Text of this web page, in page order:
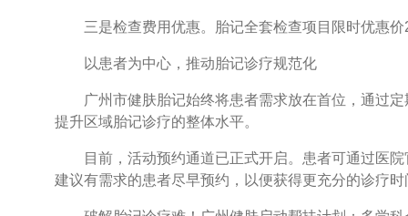
三是检查费用优惠。胎记全套检查项目限时优惠价
以患者为中心，推动胎记诊疗规范化
广州市健肤胎记始终将患者需求放在首位，通过定
提升区域胎记诊疗的整体水平。
目前，活动预约通道已正式开启。患者可通过医院
建议有需求的患者尽早预约，以便获得更充分的诊疗时